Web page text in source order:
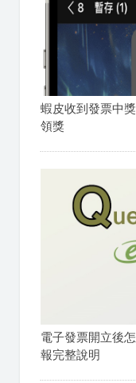
蝦皮收到發票中
領獎
電子發票開立後
報完整說明